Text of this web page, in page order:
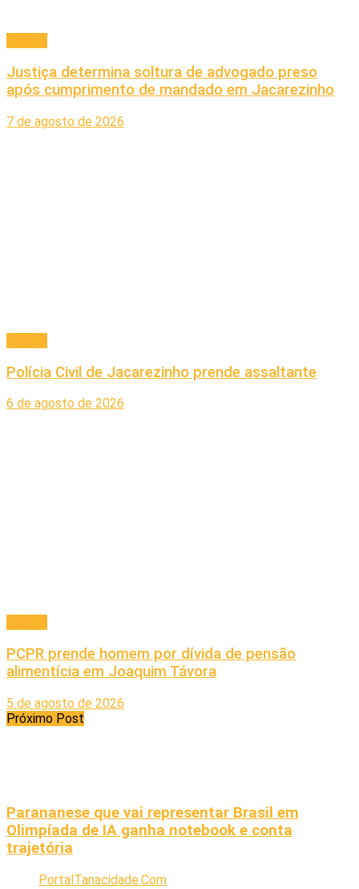
Justiça determina soltura de advogado preso
após cumprimento de mandado em Jacarezinho
7 de agosto de 2026
Polícia Civil de Jacarezinho prende assaltante
6 de agosto de 2026
PCPR prende homem por dívida de pensão
alimentícia em Joaquim Távora
5 de agosto de 2026
Próximo Post
Parananese que vai representar Brasil em
Olimpíada de IA ganha notebook e conta
trajetória
PortalTanacidade.Com